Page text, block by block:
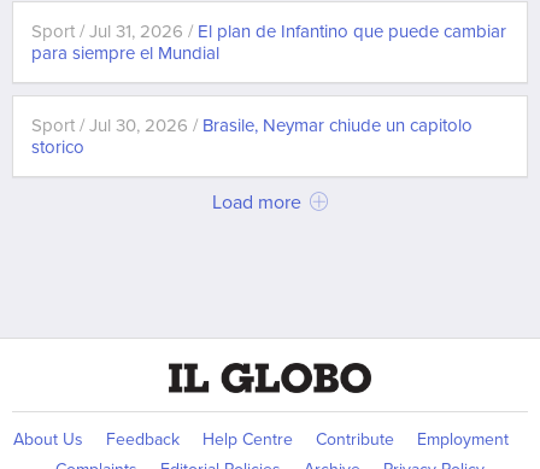
Sport / Jul 31, 2026 / El plan de Infantino que puede cambiar
para siempre el Mundial
Sport / Jul 30, 2026 / Brasile, Neymar chiude un capitolo
storico
Load more
About Us Feedback Help Centre Contribute
Employment